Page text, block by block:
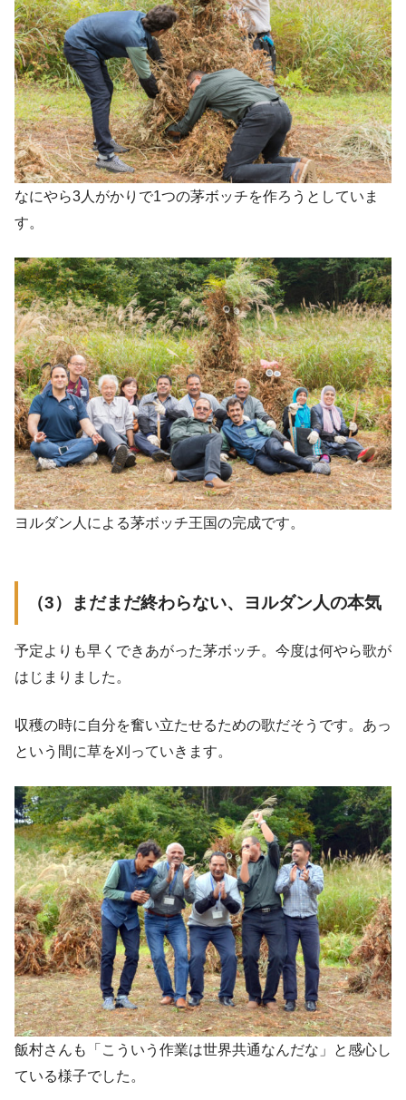
なにやら3人がかりで1つの茅ボッチを作ろうとしていま
す。
ヨルダン人による茅ボッチ王国の完成です。
（3）まだまだ終わらない、ヨルダン人の本気
予定よりも早くできあがった茅ボッチ。今度は何やら歌が
はじまりました。
収穫の時に自分を奮い立たせるための歌だそうです。あっ
という間に草を刈っていきます。
飯村さんも「こういう作業は世界共通なんだな」と感心し
ている様子でした。